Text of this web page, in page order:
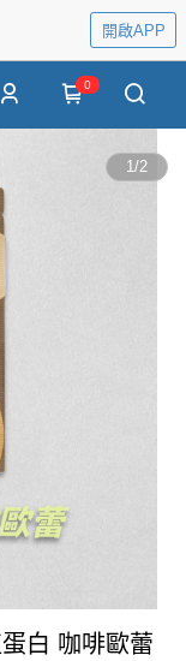
開啟APP
0
1/2
白 咖啡歐蕾